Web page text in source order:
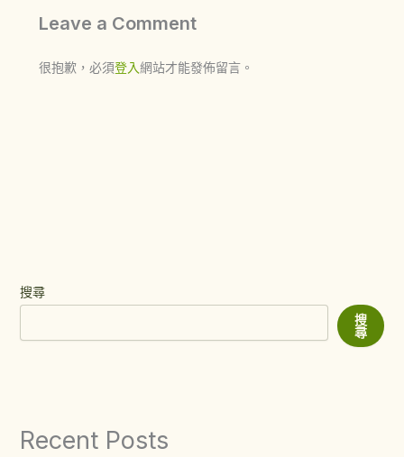
Leave a Comment
很抱歉，必須登入網站才能發佈留言。
搜尋
搜
尋
Recent Posts